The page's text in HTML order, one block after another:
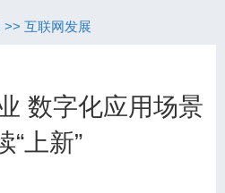
>> 互联网发展
数字化应用场景
“上新”